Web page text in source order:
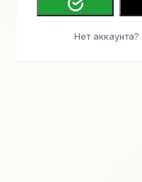
Нет аккаунта?